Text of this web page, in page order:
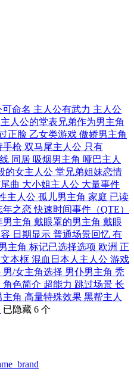
命名 主人公有武力 主人公
主人公的堂表兄弟作为男主角
正脸 乙女类游戏 傲娇男主角
手枪 双马尾主人公 只有
同居 吸烟男主角 哑巴主人
的女主人公 堂兄弟姐妹恋情
曲 大小姐主人公 大量事件
主人公 孤儿男主角 家庭 已读
年之恋快速时间事件（QTE）
男主角 戴眼罩的男主角 戴眼
日期显示 普通场景回忆 有
主角 标记已选择选项 欧洲 正
本框 混血日本人主人公 游戏
男/女主角选择 男仆男主角 秃
角色简介 超能力 跳过场景 长
主角 高量特殊效果 黑帮主人
已隐藏 6 个